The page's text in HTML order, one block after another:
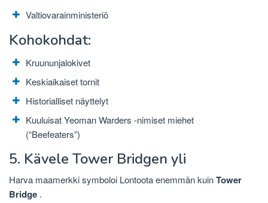
Valtiovarainministeriö
Kohokohdat:
Kruununjalokivet
Keskiaikaiset tornit
Historialliset näyttelyt
Kuuluisat Yeoman Warders -nimiset miehet
(“Beefeaters”)
5. Kävele Tower Bridgen yli
Harva maamerkki symboloi Lontoota enemmän kuinTower
Bridge .